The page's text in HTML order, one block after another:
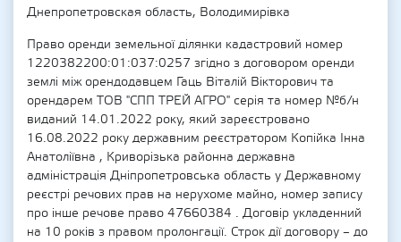
Днепропетровская область, Володимирівка
Право оренди земельної ділянки кадастровий номер
1220382200:01:037:0257 згідно з договором оренди
землі між орендодавцем Гаць Віталій Вікторович та
орендарем ТОВ "СПП ТРЕЙ АГРО" серія та номер №б/н
виданий 14.01.2022 року, який зареєстровано
16.08.2022 року державним реєстратором Копійка Інна
Анатоліївна , Криворізька районна державна
адміністрація Дніпропетровська область у Державному
реєстрі речових прав на нерухоме майно, номер запису
про інше речове право 47660384 . Договір укладенний
на 10 років з правом пролонгації. Строк дії договору – до